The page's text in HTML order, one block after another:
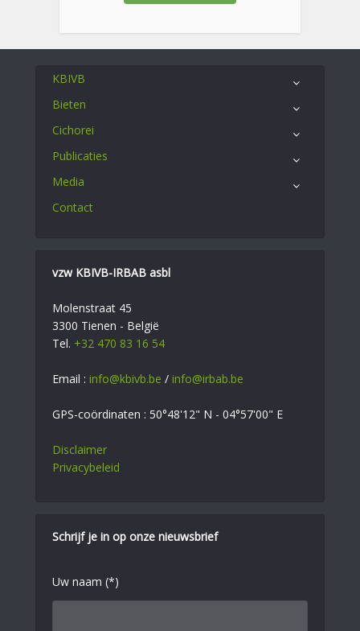
KBIVB
Bieten
Cichorei
Publicaties
Media
Contact
vzw KBIVB-IRBAB asbl
Molenstraat 45
3300 Tienen - België
Tel. +32 470 83 16 54
Email : info@kbivb.be / info@irbab.be
GPS-coördinaten : 50°48'12" N - 04°57'00" E
Disclaimer
Privacybeleid
Schrijf je in op onze nieuwsbrief
Uw naam (*)